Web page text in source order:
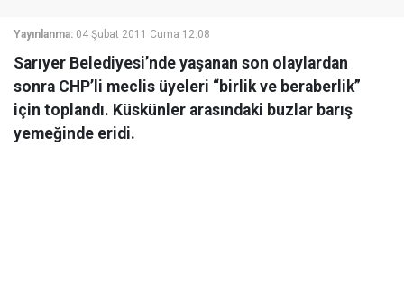
Yayınlanma: 04 Şubat 2011 Cuma 12:08
Sarıyer Belediyesi’nde yaşanan son olaylardan
sonra CHP’li meclis üyeleri “birlik ve beraberlik”
için toplandı. Küskünler arasındaki buzlar barış
yemeğinde eridi.